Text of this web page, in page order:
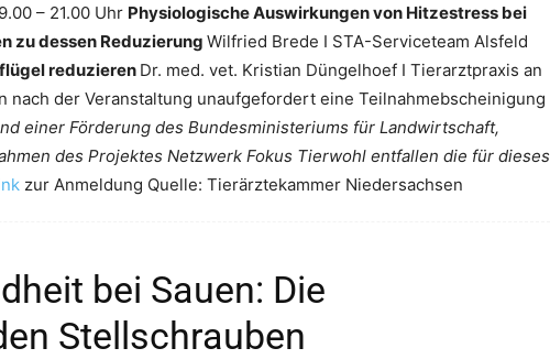
– 21.00 Uhr Physiologische Auswirkungen von Hitzestress bei
zu dessen Reduzierung Wilfried Brede I STA-Serviceteam Alsfeld
reduzieren Dr. med. vet. Kristian Düngelhoef I Tierarztpraxis an
nach der Veranstaltung unaufgefordert eine Teilnahmebscheinigung
einer Förderung des Bundesministeriums für Landwirtschaft,
des Projektes Netzwerk Fokus Tierwohl entfallen die für dieses
zur Anmeldung Quelle: Tierärztekammer Niedersachsen
bei Sauen: Die
Stellschrauben